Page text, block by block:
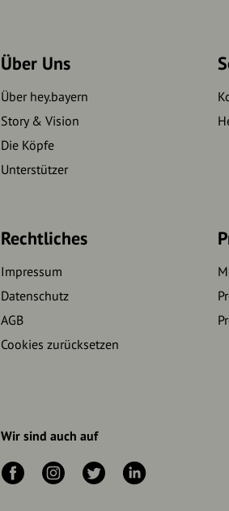
Über Uns
Über hey.bayern
Story & Vision
Die Köpfe
Unterstützer
Rechtliches
Impressum
Datenschutz
AGB
Cookies zurücksetzen
Wir sind auch auf